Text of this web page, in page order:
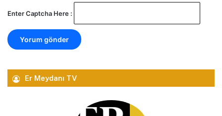
Enter Captcha Here :
Er Meydanı TV